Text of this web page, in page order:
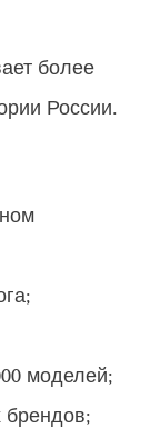
более
России.
моделей;
брендов;